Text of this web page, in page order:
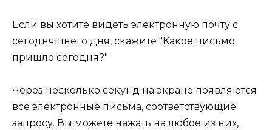
Если вы хотите видеть электронную почту с
сегодняшнего дня, скажите "Какое письмо
пришло сегодня?"
Через несколько секунд на экране появляются
все электронные письма, соответствующие
запросу. Вы можете нажать на любое из них,